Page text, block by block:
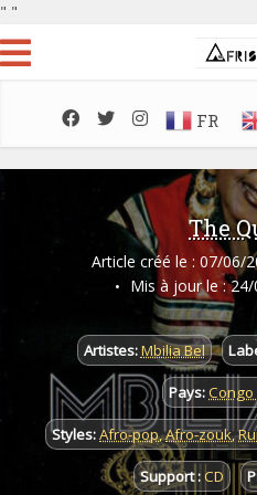
" "
FR
The
Article créé le : 07/06/
Mis à jour le :
Artistes:Mbilia Bel
Pays:Congo
Styles:Afro-pop,Afro-zouk,
Support :CD